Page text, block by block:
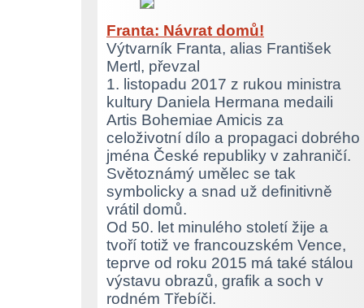
Franta: Návrat domů!
Výtvarník Franta, alias František
Mertl, převzal
1. listopadu 2017 z rukou ministra
kultury Daniela Hermana medaili
Artis Bohemiae Amicis za
celoživotní dílo a propagaci dobrého
jména České republiky v zahraničí.
Světoznámý umělec se tak
symbolicky a snad už definitivně
vrátil domů.
Od 50. let minulého století žije a
tvoří totiž ve francouzském Vence,
teprve od roku 2015 má také stálou
výstavu obrazů, grafik a soch v
rodném Třebíči.